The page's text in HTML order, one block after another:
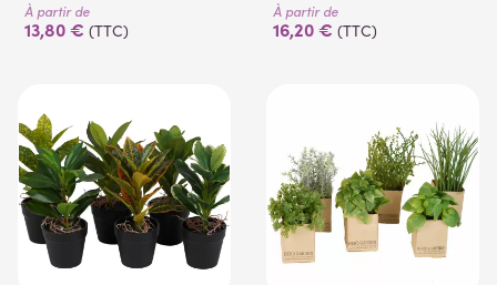
À partir de
13,80 € (TTC)
À partir de
16,20 € (TTC)